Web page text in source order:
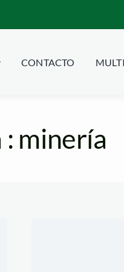
CONTACTO
: minería